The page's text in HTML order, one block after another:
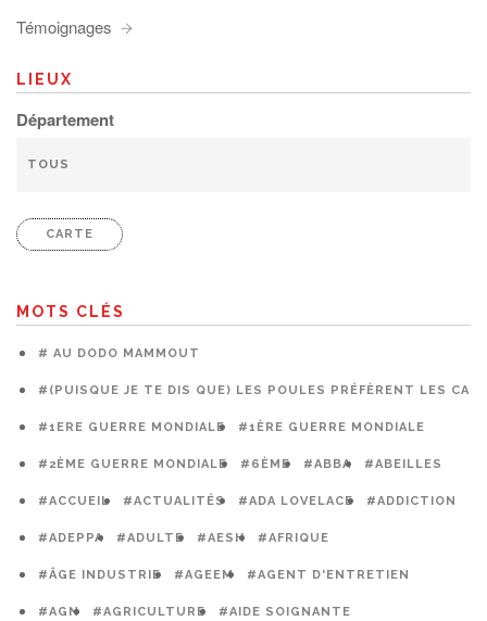
Témoignages
LIEUX
Département
CARTE
MOTS CLÉS
# AU DODO MAMMOUT
#(PUISQUE JE TE DIS QUE) LES POULES PRÉFÈRENT LES
#1ERE GUERRE MONDIALE #1ÈRE GUERRE MONDIALE
#2ÈME GUERRE MONDIALE #6ÈME #ABBA #ABEILLES
#ACCUEIL #ACTUALITÉS #ADA LOVELACE #ADDICTION
#ADEPPA #ADULTE #AESH #AFRIQUE
#ÂGE INDUSTRIE #AGEEM #AGENT D'ENTRETIEN
#AGN #AGRICULTURE #AIDE SOIGNANTE